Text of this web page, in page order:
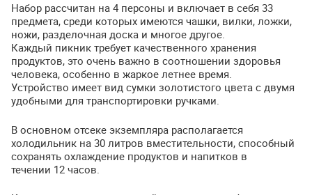
Набор рассчитан на 4 персоны и включает в себя 33
предмета, среди которых имеются чашки, вилки, ложки,
ножи, разделочная доска и многое другое.
Каждый пикник требует качественного хранения
продуктов, это очень важно в соотношении здоровья
человека, особенно в жаркое летнее время.
Устройство имеет вид сумки золотистого цвета с двумя
удобными для транспортировки ручками.
В основном отсеке экземпляра располагается
холодильник на 30 литров вместительности, способный
сохранять охлаждение продуктов и напитков в
течении 12 часов.